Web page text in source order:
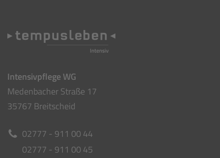
Intensivpflege WG
Medenbacher Straße 17
35767 Breitscheid
02777 - 911 00 44
02777 - 911 00 45